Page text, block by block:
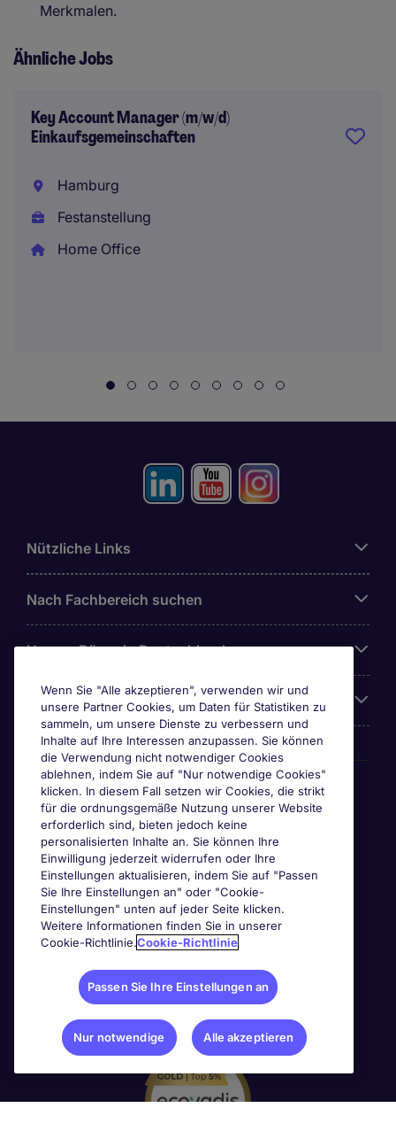
Merkmalen.
Ähnliche Jobs
Key Account Manager (m/w/d)
Einkaufsgemeinschaften
Hamburg
Festanstellung
Home Office
Nützliche Links
Nach Fachbereich suchen
Unsere Büros in Deutschland
Über Michael Page
Awards & Zertifizierungen
Wenn Sie "Alle akzeptieren", verwenden wir und
unsere Partner Cookies, um Daten für Statistiken zu
sammeln, um unsere Dienste zu verbessern und
Inhalte auf Ihre Interessen anzupassen. Sie können
die Verwendung nicht notwendiger Cookies
ablehnen, indem Sie auf "Nur notwendige Cookies"
klicken. In diesem Fall setzen wir Cookies, die strikt
für die ordnungsgemäße Nutzung unserer Website
erforderlich sind, bieten jedoch keine
personalisierten Inhalte an. Sie können Ihre
Einwilligung jederzeit widerrufen oder Ihre
Einstellungen aktualisieren, indem Sie auf "Passen
Sie Ihre Einstellungen an" oder "Cookie-
Einstellungen" unten auf jeder Seite klicken.
Weitere Informationen finden Sie in unserer
Cookie-Richtlinie.Cookie-Richtlinie
Passen Sie Ihre Einstellungen an
Nur notwendige Alle akzeptieren